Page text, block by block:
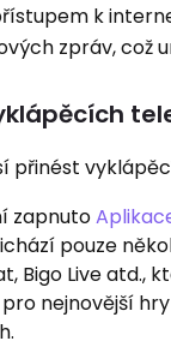
k
zpráv, což
přinést
zapnuto
pouze
Bigo Live atd.,
nejnovější